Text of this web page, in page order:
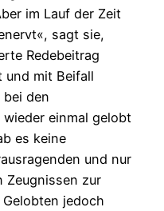
im Lauf der Zeit
sagt sie,
Redebeitrag
und mit Beifall
den
einmal gelobt
es keine
und nur
Zeugnissen zur
jedoch